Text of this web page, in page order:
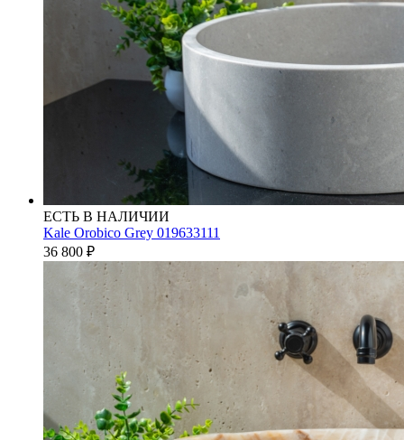
ЕСТЬ В НАЛИЧИИ
Kale Orobico Grey 019633111
36 800 ₽